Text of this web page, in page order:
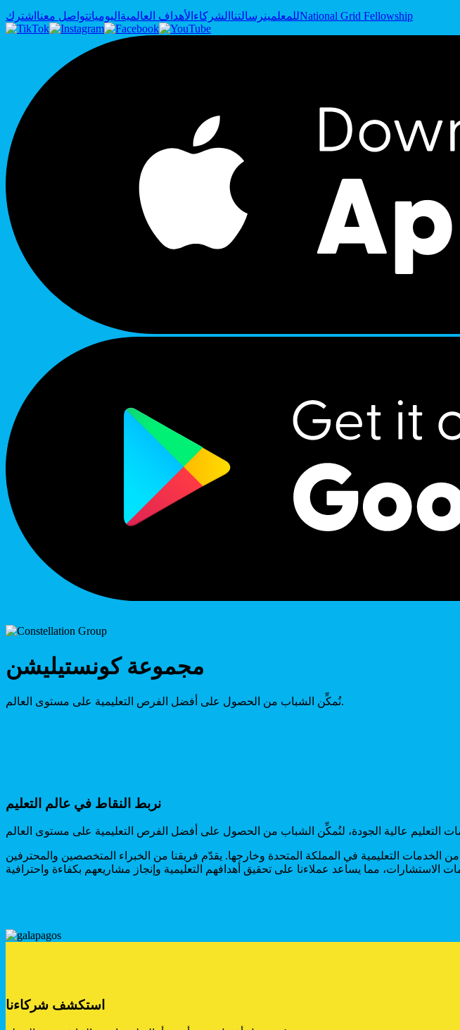
للمعلمينرسالتنا الشركاء الأهداف العالمية اليومياتتواصل معنا اشترك National Grid Fellowship
مجموعة كونستيليشن
نُمكِّن الشباب من الحصول على أفضل الفرص التعليمية على مستوى العالم.
نربط النقاط في عالم التعليم
التعليمية في المملكة المتحدة وخارجها. يقدّم فريقنا من الخبراء المتخصصين والمحترفين
استكشف شركاءنا